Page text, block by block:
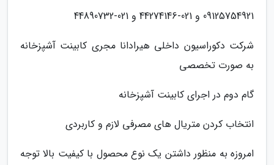
09125754921 و 021-44274146 و 021-44890732
شرکت دکوراسیون داخلی هیرادانا مجری کابینت آشپزخانه
به صورت تخصصی
گام دوم در اجرای کابینت آشپزخانه
انتخاب کردن متریال های مصرفی لازم و کاربردی
امروزه به منظور داشتن یک نوع محصول با کیفیت بالا توجه